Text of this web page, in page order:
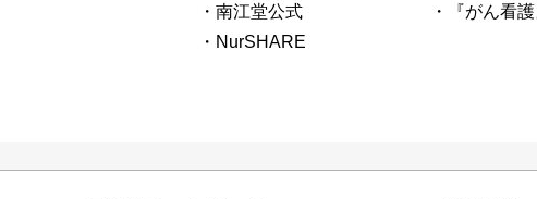
・南江堂公式
・NurSHARE
・『がん看